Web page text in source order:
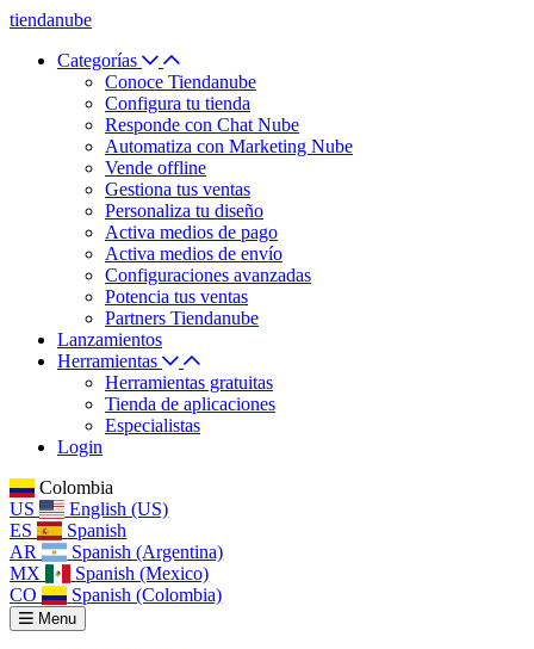
tiendanube
Categorías
Conoce Tiendanube
Configura tu tienda
Responde con Chat Nube
Automatiza con Marketing Nube
Vende offline
Gestiona tus ventas
Personaliza tu diseño
Activa medios de pago
Activa medios de envío
Configuraciones avanzadas
Potencia tus ventas
Partners Tiendanube
Lanzamientos
Herramientas
Herramientas gratuitas
Tienda de aplicaciones
Especialistas
Login
Colombia
US
English (US)
ES
Spanish
AR
Spanish (Argentina)
MX
Spanish (Mexico)
CO
Spanish (Colombia)
Menu